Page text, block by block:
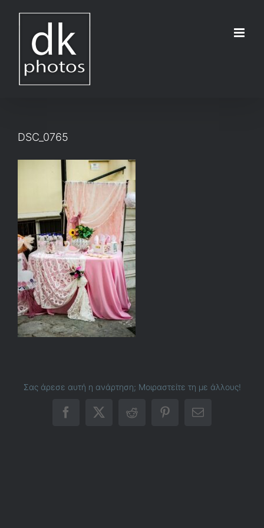
DSC_0765
Σας άρεσε αυτή η ανάρτηση; Μοιραστείτε τη με άλλους!
Facebook
X RedditPinterestEmail